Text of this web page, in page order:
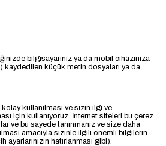
bilgisayarınız ya da mobil cihazınıza
kaydedilen küçük metin dosyaları ya da
kullanılması ve sizin ilgi ve
için kullanıyoruz. İnternet siteleri bu çerez
ve bu sayede tanınmanız ve size daha
amacıyla sizinle ilgili önemli bilgilerin
ayarlarınızın hatırlanması gibi).